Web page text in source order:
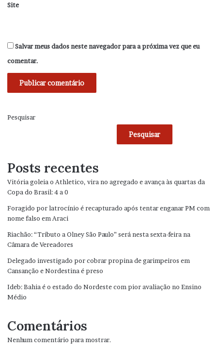
Site
Salvar meus dados neste navegador para a próxima vez que eu
comentar.
Pesquisar
Pesquisar
Posts recentes
Vitória goleia o Athletico, vira no agregado e avança às quartas da
Copa do Brasil: 4 a 0
Foragido por latrocínio é recapturado após tentar enganar PM com
nome falso em Araci
Riachão: “Tributo a Olney São Paulo” será nesta sexta-feira na
Câmara de Vereadores
Delegado investigado por cobrar propina de garimpeiros em
Cansanção e Nordestina é preso
Ideb: Bahia é o estado do Nordeste com pior avaliação no Ensino
Médio
Comentários
Nenhum comentário para mostrar.